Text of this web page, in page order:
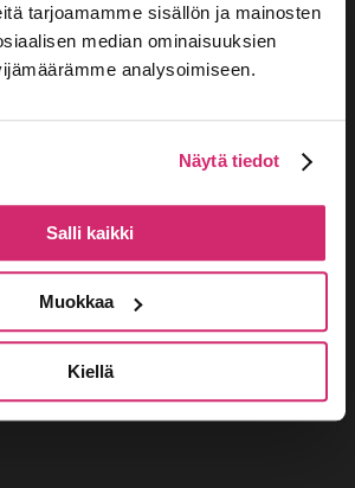
tarjoamamme sisällön ja mainosten
median ominaisuuksien
analysoimiseen.
Näytä tiedot
Salli kaikki
Muokkaa
Kiellä
murenemisesta